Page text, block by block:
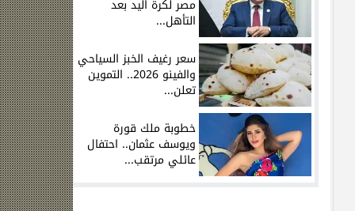
مصر لكرة اليد بعد
التأهل...
سعر رغيف الخبز السياحي
والفينو 2026.. التموين
تعلن...
خطوبة ملك قورة
ويوسف عثمان.. احتفال
عائلي مرتقب...